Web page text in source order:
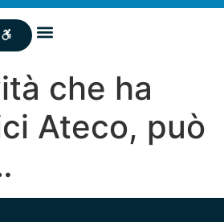
che ha
Ateco, può